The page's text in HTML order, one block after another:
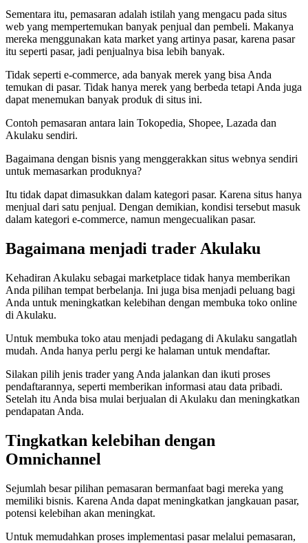
Sementara itu, pemasaran adalah istilah yang mengacu pada situs
web yang mempertemukan banyak penjual dan pembeli. Makanya
mereka menggunakan kata market yang artinya pasar, karena pasar
itu seperti pasar, jadi penjualnya bisa lebih banyak.
Tidak seperti e-commerce, ada banyak merek yang bisa Anda
temukan di pasar. Tidak hanya merek yang berbeda tetapi Anda juga
dapat menemukan banyak produk di situs ini.
Contoh pemasaran antara lain Tokopedia, Shopee, Lazada dan
Akulaku sendiri.
Bagaimana dengan bisnis yang menggerakkan situs webnya sendiri
untuk memasarkan produknya?
Itu tidak dapat dimasukkan dalam kategori pasar. Karena situs hanya
menjual dari satu penjual. Dengan demikian, kondisi tersebut masuk
dalam kategori e-commerce, namun mengecualikan pasar.
Bagaimana menjadi trader Akulaku
Kehadiran Akulaku sebagai marketplace tidak hanya memberikan
Anda pilihan tempat berbelanja. Ini juga bisa menjadi peluang bagi
Anda untuk meningkatkan kelebihan dengan membuka toko online
di Akulaku.
Untuk membuka toko atau menjadi pedagang di Akulaku sangatlah
mudah. Anda hanya perlu pergi ke halaman untuk mendaftar.
Silakan pilih jenis trader yang Anda jalankan dan ikuti proses
pendaftarannya, seperti memberikan informasi atau data pribadi.
Setelah itu Anda bisa mulai berjualan di Akulaku dan meningkatkan
pendapatan Anda.
Tingkatkan kelebihan dengan
Omnichannel
Sejumlah besar pilihan pemasaran bermanfaat bagi mereka yang
memiliki bisnis. Karena Anda dapat meningkatkan jangkauan pasar,
potensi kelebihan akan meningkat.
Untuk memudahkan proses implementasi pasar melalui pemasaran,